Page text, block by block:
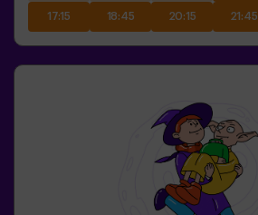
17:15 18:45 20:15 21:45